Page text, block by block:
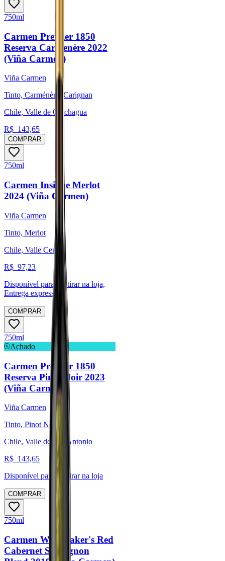
750ml
Carmen Premier 1850
Reserva Carmenère 2022
(Viña Carmen)
Viña Carmen
Tinto, Carménère, Carignan
Chile, Valle de Colchagua
R$ 143,65
COMPRAR
750ml
Carmen Insigne Merlot
2024 (Viña Carmen)
Viña Carmen
Tinto, Merlot
Chile, Valle Central
R$ 97,23
Disponível para:
Retirar na loja,
Entrega expressa
COMPRAR
750ml
Achado
Carmen Premier 1850
Reserva Pinot Noir 2023
(Viña Carmen)
Viña Carmen
Tinto, Pinot Noir
Chile, Valle de San Antonio
R$ 143,65
Disponível para:
Retirar na loja
COMPRAR
750ml
Carmen Winemaker's Red
Cabernet Sauvignon